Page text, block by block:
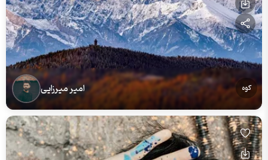
کوه امیر میرزایی